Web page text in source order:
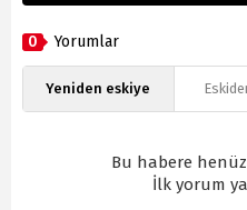
0 Yorumlar
Yeniden eskiye
Bu habere
İlk yorum